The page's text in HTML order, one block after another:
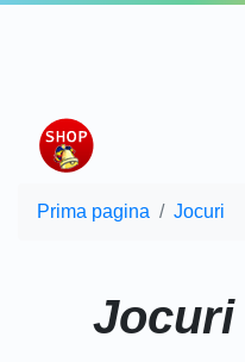
Prima pagina Jocuri
Jocuri